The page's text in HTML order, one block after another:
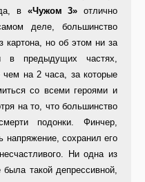
в «Чужом 3» отлично
деле, большинство
картона, но об этом ни за
предыдущих частях,
чем на 2 часа, за которые
со всеми героями и
на то, что большинство
подонки. Финчер,
напряжение, сохранил его
Ни одна из
такой депрессивной,